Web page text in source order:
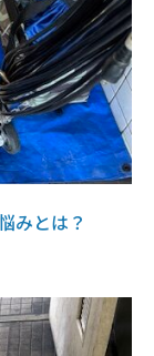
みとは？